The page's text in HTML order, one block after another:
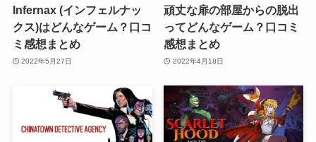
Infernax (インフェルナッ
クス)はどんなゲーム？口コ
ミ感想まとめ
2022年5月27日
頑丈な扉の部屋からの脱出
ってどんなゲーム？口コミ
感想まとめ
2022年4月18日